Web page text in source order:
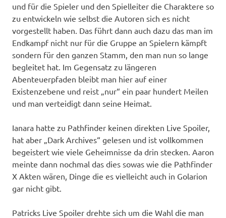
und für die Spieler und den Spielleiter die Charaktere so
zu entwickeln wie selbst die Autoren sich es nicht
vorgestellt haben. Das führt dann auch dazu das man im
Endkampf nicht nur für die Gruppe an Spielern kämpft
sondern für den ganzen Stamm, den man nun so lange
begleitet hat. Im Gegensatz zu längeren
Abenteuerpfaden bleibt man hier auf einer
Existenzebene und reist „nur“ ein paar hundert Meilen
und man verteidigt dann seine Heimat.
Ianara hatte zu Pathfinder keinen direkten Live Spoiler,
hat aber „Dark Archives“ gelesen und ist vollkommen
begeistert wie viele Geheimnisse da drin stecken. Aaron
meinte dann nochmal das dies sowas wie die Pathfinder
X Akten wären, Dinge die es vielleicht auch in Golarion
gar nicht gibt.
Patricks Live Spoiler drehte sich um die Wahl die man